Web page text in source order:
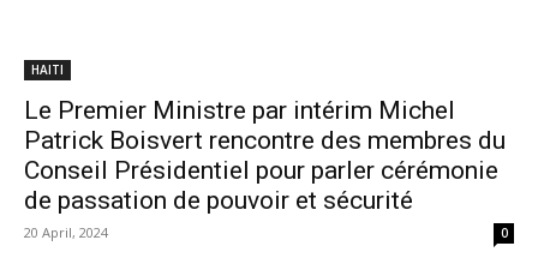
HAITI
Le Premier Ministre par intérim Michel
Patrick Boisvert rencontre des membres du
Conseil Présidentiel pour parler cérémonie
de passation de pouvoir et sécurité
20 April, 2024 0